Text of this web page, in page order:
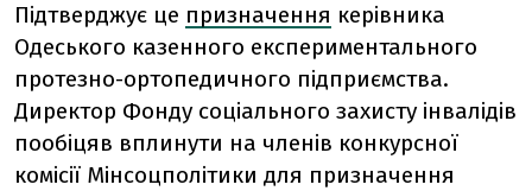
Підтверджує це призначення керівника
Одеського казенного експериментального
протезно-ортопедичного підприємства.
Директор Фонду соціального захисту інвалідів
пообіцяв вплинути на членів конкурсної
комісії Мінсоцполітики для призначення